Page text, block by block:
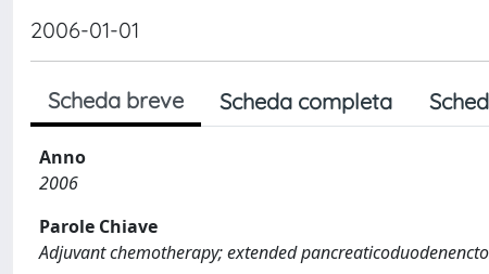
2006-01-01
Scheda breve Scheda completa
Anno
2006
Parole Chiave
Adjuvant chemotherapy; extended